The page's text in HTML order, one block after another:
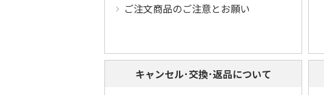
ご注文商品のご注意とお願い
キャンセル･交換･返品について